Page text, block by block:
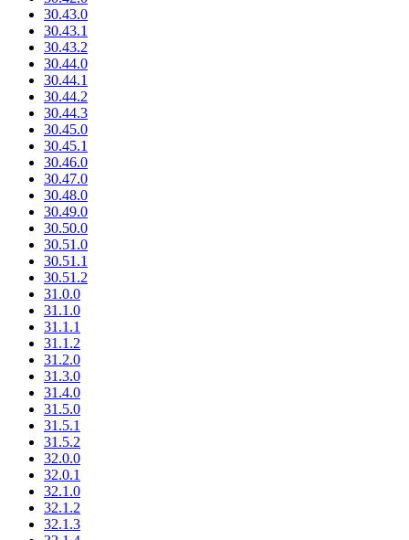
30.43.0
30.43.1
30.43.2
30.44.0
30.44.1
30.44.2
30.44.3
30.45.0
30.45.1
30.46.0
30.47.0
30.48.0
30.49.0
30.50.0
30.51.0
30.51.1
30.51.2
31.0.0
31.1.0
31.1.1
31.1.2
31.2.0
31.3.0
31.4.0
31.5.0
31.5.1
31.5.2
32.0.0
32.0.1
32.1.0
32.1.2
32.1.3